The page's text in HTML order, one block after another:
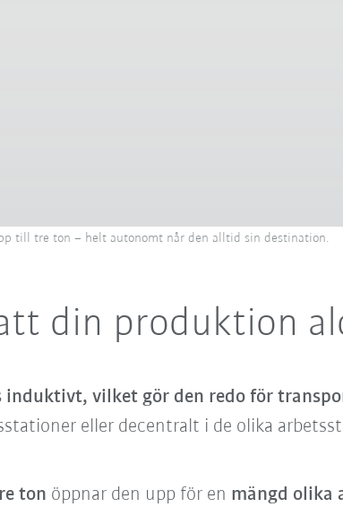
till tre ton – helt autonomt når den alltid sin destination.
din produktion
induktivt, vilket gör den redo för
eller decentralt i de olika
ton öppnar den upp för en mängd olika